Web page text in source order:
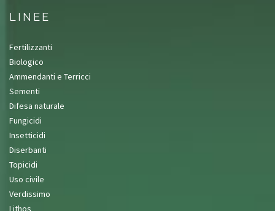
LINEE
Fertilizzanti
Biologico
Ammendanti e Terricci
Sementi
Difesa naturale
Fungicidi
Insetticidi
Diserbanti
Topicidi
Uso civile
Verdissimo
Lithos